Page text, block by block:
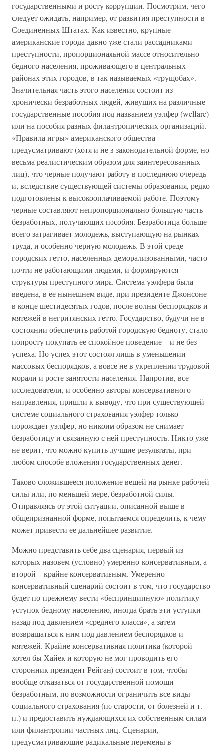
государственными и росту коррупции. Посмотрим, чего
следует ожидать, например, от развития преступности в
Соединенных Штатах. Как известно, крупные
американские города давно уже стали рассадниками
преступности, пропорциональной массе относительно
бедного населения, проживающего в центральных
районах этих городов, в так называемых «трущобах».
Значительная часть этого населения состоит из
хронически безработных людей, живущих на различные
государственные пособия под названием уэлфер (welfare)
или на пособия разных филантропических организаций.
«Правила игры» американского общества
предусматривают (хотя и не в законодательной форме, но
весьма реалистическим образом для заинтересованных
лиц), что черные получают работу в последнюю очередь
и, вследствие существующей системы образования, редко
подготовлены к высокооплачиваемой работе. Поэтому
черные составляют непропорционально большую часть
безработных, получающих пособия. Безработица больше
всего затрагивает молодежь, выступающую на рынках
труда, и особенно черную молодежь. В этой среде
городских гетто, населенных деморализованными, часто
почти не работающими людьми, и формируются
структуры преступного мира. Система уэлфера была
введена, в ее нынешнем виде, при президенте Джонсоне
в конце шестидесятых годов, после волны беспорядков и
мятежей в негритянских гетто. Государство, будучи не в
состоянии обеспечить работой городскую бедноту, стало
попросту покупать ее спокойное поведение – и не без
успеха. Но успех этот состоял лишь в уменьшении
массовых беспорядков, а вовсе не в укреплении трудовой
морали и росте занятости населения. Напротив, все
исследователи, и особенно авторы консервативного
направления, пришли к выводу, что при существующей
системе социального страхования уэлфер только
порождает уэлфер, но никоим образом не снимает
безработицу и связанную с ней преступность. Никто уже
не верит, что можно купить лучшие результаты, при
любом способе вложения государственных денег.
Таково сложившееся положение вещей на рынке рабочей
силы или, по меньшей мере, безработной силы.
Отправляясь от этой ситуации, описанной выше в
общепризнанной форме, попытаемся определить, к чему
может привести ее дальнейшее развитие.
Можно представить себе два сценария, первый из
которых назовем (условно) умеренно-консервативным, а
второй – крайне консервативным. Умеренно
консервативный сценарий состоит в том, что государство
будет по-прежнему вести «беспринципную» политику
уступок бедному населению, иногда брать эти уступки
назад под давлением «среднего класса», а затем
возвращаться к ним под давлением беспорядков и
мятежей. Крайне консервативная политика (которой
хотел бы Хайек и которую не мог проводить его
сторонник президент Рейган) состоит в том, чтобы
вообще отказаться от государственной помощи
безработным, по возможности ограничить все виды
социального страхования (по старости, от болезней и т.
п.) и предоставить нуждающихся их собственным силам
или филантропии частных лиц. Сценарии,
предусматривающие радикальные перемены в